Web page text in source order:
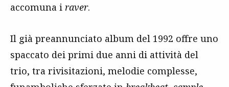
accomuna i raver.
Il già preannunciato album del 1992 offre uno
spaccato dei primi due anni di attività del
trio, tra rivisitazioni, melodie complesse,